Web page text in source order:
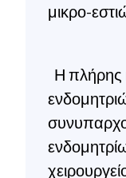
μικρο-
Η πλήρης